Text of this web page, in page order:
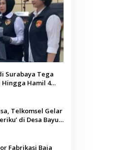
Surabaya Tega
Hingga Hamil 4
Telkomsel Gelar
di Desa Bayu
Fabrikasi Baja